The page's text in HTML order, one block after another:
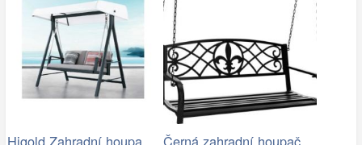
Higold Zahradní houpačka HIGOLD Emoti Černá zahradní houpačka Ameli